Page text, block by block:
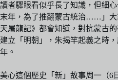
讀者驟眼看似乎長了知識，但細
末年，為了推翻蒙古統治……」大
天屠龍記》都會知道，對抗蒙古
建立「明朝」，朱揭竿起義之時
年。
美心這個歷史「新」故事周一（6